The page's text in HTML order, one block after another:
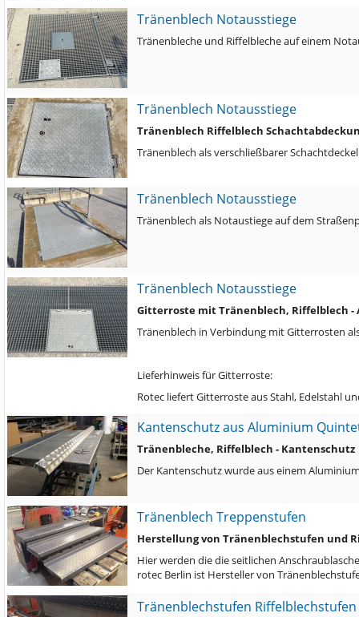
Tränenblech Notausstiege
Tränenbleche und Riffelbleche auf einem
Tränenblech Notausstiege
Tränenblech Riffelblech
Tränenblech als verschließbarer
Tränenblech Notausstiege
Tränenblech als Notaustiege auf dem
Tränenblech Notausstiege
Gitterroste mit Tränenblech, Riffelblech -
Tränenblech in Verbindung mit Gitterrosten
Lieferhinweis für Gitterroste:
Rotec liefert Gitterroste aus Stahl, Edelstahl
Kantenschutz aus Aluminium
Tränenbleche, Riffelblech - Kantenschutz
Der Kantenschutz wurde aus einem
Tränenblech Treppenstufen
Herstellung von Tränenblechstufen und
Hier werden die die seitlichen
rotec Berlin ist Hersteller von
Tränenblechstufen Riffelblechstufen